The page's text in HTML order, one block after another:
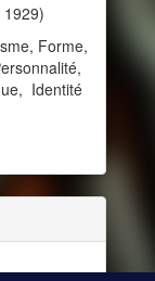
Forme,
Identité